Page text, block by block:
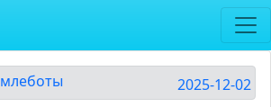
2025-12-02